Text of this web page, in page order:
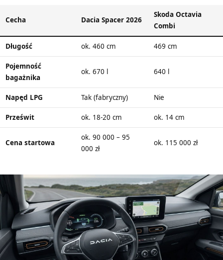
Cecha Dacia Spacer 2026
Skoda Octavia
Combi
Długość ok. 460 cm 469 cm
Pojemność
bagażnika
ok. 670 l 640 l
Napęd LPG Tak (fabryczny) Nie
Prześwit ok. 18-20 cm ok. 14 cm
Cena startowa
ok. 90 000 – 95
000 zł
ok. 115 000 zł